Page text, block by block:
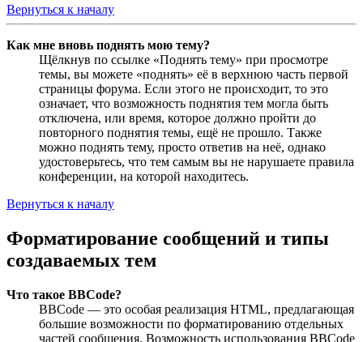
Вернуться к началу
Как мне вновь поднять мою тему?
Щёлкнув по ссылке «Поднять тему» при просмотре
темы, вы можете «поднять» её в верхнюю часть первой
страницы форума. Если этого не происходит, то это
означает, что возможность поднятия тем могла быть
отключена, или время, которое должно пройти до
повторного поднятия темы, ещё не прошло. Также
можно поднять тему, просто ответив на неё, однако
удостоверьтесь, что тем самым вы не нарушаете правила
конференции, на которой находитесь.
Вернуться к началу
Форматирование сообщений и типы
создаваемых тем
Что такое BBCode?
BBCode — это особая реализация HTML, предлагающая
большие возможности по форматированию отдельных
частей сообщения. Возможность использования BBCode